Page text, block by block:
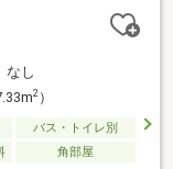
なし
2）
バス・トイレ別
角部屋